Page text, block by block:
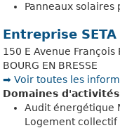
Panneaux
Entreprise
150 E Avenue
BOURG EN BRESSE
➡️ Voir toutes les
Domaines d'activités
Audit énergétique
Logement collectif